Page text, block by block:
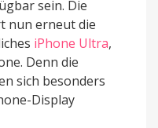
sein. Die
nun erneut die
iPhone Ultra,
Denn die
sich besonders
Display